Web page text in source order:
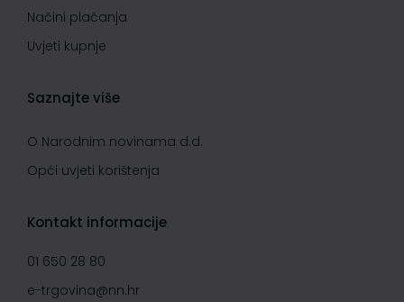
Načini plaćanja
Uvjeti kupnje
Saznajte više
O Narodnim novinama d.d.
Opći uvjeti korištenja
Kontakt informacije
01 650 28 80
e-trgovina@nn.hr